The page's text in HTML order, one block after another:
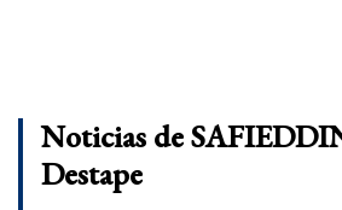
Noticias de
Destape